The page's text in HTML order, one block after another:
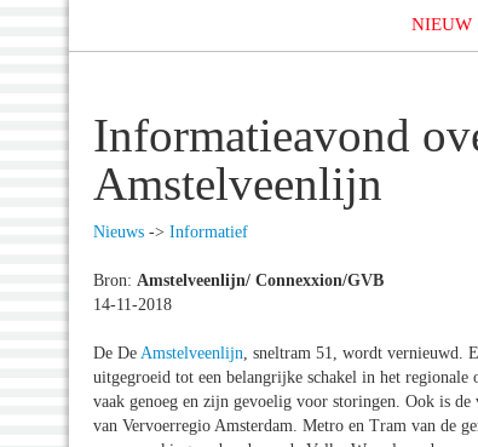
NIEUW
Informatieavond
Amstelveenlijn
Nieuws -> Informatief
Bron: Amstelveenlijn/ Connexxion/GVB
14-11-2018
De De Amstelveenlijn , sneltram 51, wordt vernieuwd.
uitgegroeid tot een belangrijke schakel in het
vaak genoeg en zijn gevoelig voor storingen. Ook is
van Vervoerregio Amsterdam. Metro en Tram van de